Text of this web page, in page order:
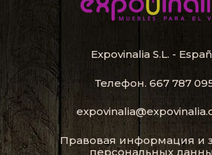
Expovinalia S.L. -
Телефон. 667 787
Правовая информация и
персональных